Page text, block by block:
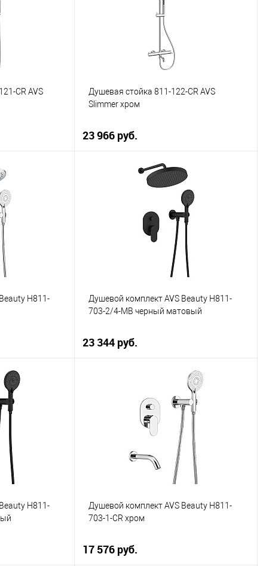
CR AVS
К сравнению
В наличии
Душевая стойка 811-122-CR AVS
Slimmer хром
23 966 руб.
В корзину
К сравнению
В наличии
Н811-
К сравнению
Душевой комплект AVS Beauty Н811-
703-2/4-MB черный матовый
23 344 руб.
В корзину
Купить в 1 клик
К сравнению
В наличии
Н811-
Душевой комплект AVS Beauty Н811-
703-1-CR хром
17 576 руб.